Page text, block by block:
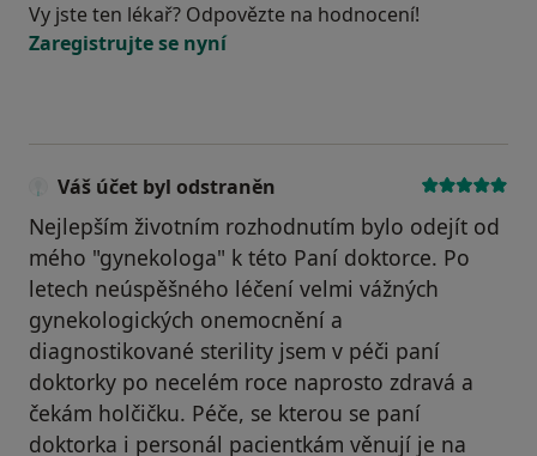
Vy jste ten lékař? Odpovězte na hodnocení!
Zaregistrujte se nyní
Váš účet byl odstraněn
Nejlepším životním rozhodnutím bylo odejít od
mého "gynekologa" k této Paní doktorce. Po
letech neúspěšného léčení velmi vážných
gynekologických onemocnění a
diagnostikované sterility jsem v péči paní
doktorky po necelém roce naprosto zdravá a
čekám holčičku. Péče, se kterou se paní
doktorka i personál pacientkám věnují je na